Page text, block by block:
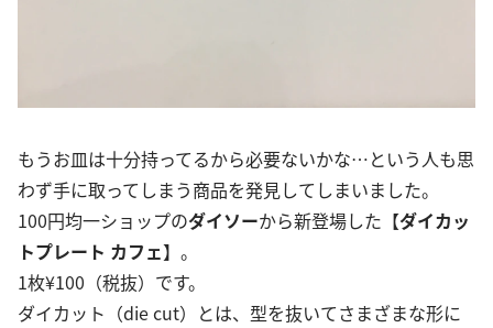
もうお皿は十分持ってるから必要ないかな…という人も思
わず手に取ってしまう商品を発見してしまいました。
100円均一ショップのダイソーから新登場した【ダイカッ
トプレート カフェ】。
1枚¥100（税抜）です。
ダイカット（die cut）とは、型を抜いてさまざまな形に